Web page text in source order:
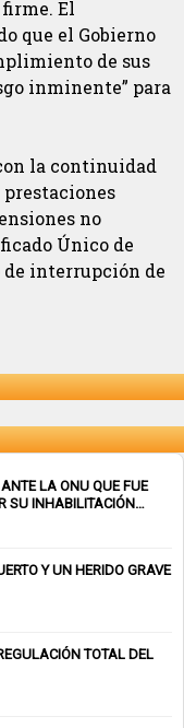
El
que el Gobierno
de sus
inminente” para
la continuidad
no
Único de
de interrupción de
LA ONU QUE FUE
SU INHABILITACIÓN
Y UN HERIDO GRAVE
TOTAL DEL